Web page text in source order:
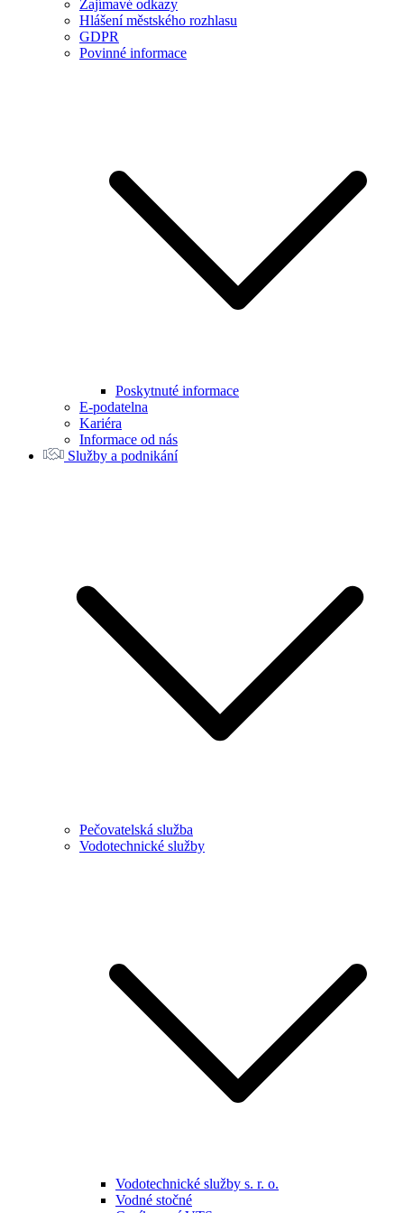
Zajímavé odkazy
Hlášení městského rozhlasu
GDPR
Povinné informace
Poskytnuté informace
E-podatelna
Kariéra
Informace od nás
Služby a podnikání
Pečovatelská služba
Vodotechnické služby
Vodotechnické služby s. r. o.
Vodné stočné